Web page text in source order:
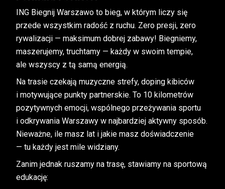
ING Biegnij Warszawo to bieg, w którym liczy się
przede wszystkim radość z ruchu. Zero presji, zero
rywalizacji — maksimum dobrej zabawy! Biegniemy,
maszerujemy, truchtamy — każdy w swoim tempie,
ale wszyscy z tą samą energią.
Na trasie czekają muzyczne strefy, doping kibiców
i motywujące punkty partnerskie. To 10 kilometrów
pozytywnych emocji, wspólnego przeżywania sportu
i odkrywania Warszawy w najbardziej aktywny sposób.
Nieważne, ile masz lat i jakie masz doświadczenie
— tu każdy jest mile widziany.
Zanim jednak ruszamy na trasę, stawiamy na sportową
edukację: